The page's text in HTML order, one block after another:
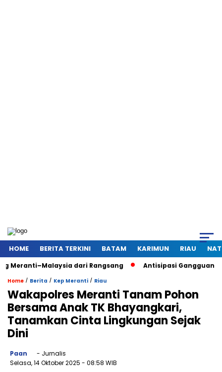
HOME BERITA TERKINI BATAM KARIMUN RIAU
dari Rangsang Antisipasi Gangguan
Home / Berita / Kep Meranti / Riau
Wakapolres Meranti Tanam Pohon
Bersama Anak TK Bhayangkari,
Tanamkan Cinta Lingkungan Sejak
Dini
Paan
- Jurnalis
Selasa, 14 Oktober 2025 - 08:58 WIB